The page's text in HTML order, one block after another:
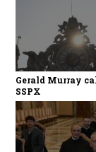
Gerald Murray
SSPX